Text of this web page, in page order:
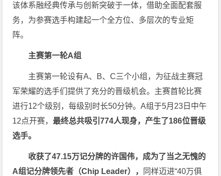
该体系融经典传承与创新突破于一体，借助全面配套服
务，为参赛选手构建起一个全方位、多层次的专业矩
阵。
主赛第一轮A组
主赛第一轮设有A、B、C三个小组，为征战主赛冠
军荣耀的选手们提供了充分的晋级机会。主赛首轮比赛
进行12个级别，每级别时长50分钟。A组于5月23日中午
12点开赛，最终总共吸引774人现身，产生了186位晋级
选手。
收获了47.15万记分牌的许国伟，成为了当之无愧的
A组记分牌领先者（Chip Leader），
同样迈进“40万俱